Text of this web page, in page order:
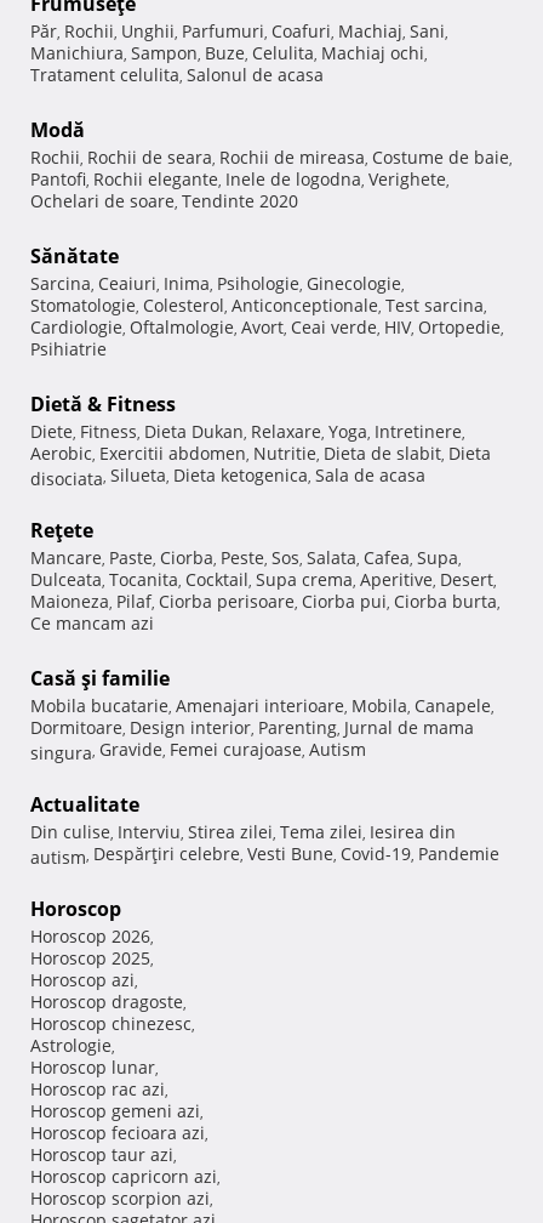
Păr, Rochii, Unghii, Parfumuri, Coafuri, Machiaj, Sani,
Manichiura, Sampon, Buze, Celulita, Machiaj ochi,
Tratament celulita, Salonul de acasa
Modă
Rochii, Rochii de seara, Rochii de mireasa, Costume de baie,
Pantofi, Rochii elegante, Inele de logodna, Verighete,
Ochelari de soare, Tendinte 2020
Sănătate
Sarcina, Ceaiuri, Inima, Psihologie, Ginecologie,
Stomatologie, Colesterol, Anticonceptionale, Test sarcina,
Cardiologie, Oftalmologie, Avort, Ceai verde, HIV, Ortopedie,
Psihiatrie
Dietă & Fitness
Diete, Fitness, Dieta Dukan, Relaxare, Yoga, Intretinere,
Aerobic, Exercitii abdomen, Nutritie, Dieta de slabit, Dieta
disociata, Silueta, Dieta ketogenica, Sala de acasa
Reţete
Mancare, Paste, Ciorba, Peste, Sos, Salata, Cafea, Supa,
Dulceata, Tocanita, Cocktail, Supa crema, Aperitive, Desert,
Maioneza, Pilaf, Ciorba perisoare, Ciorba pui, Ciorba burta,
Ce mancam azi
Casă şi familie
Mobila bucatarie, Amenajari interioare, Mobila, Canapele,
Dormitoare, Design interior, Parenting, Jurnal de mama
singura, Gravide, Femei curajoase, Autism
Actualitate
Din culise, Interviu, Stirea zilei, Tema zilei, Iesirea din
autism, Despărţiri celebre, Vesti Bune, Covid-19, Pandemie
Horoscop
Horoscop 2026,
Horoscop 2025,
Horoscop azi,
Horoscop dragoste,
Horoscop chinezesc,
Astrologie,
Horoscop lunar,
Horoscop rac azi,
Horoscop gemeni azi,
Horoscop fecioara azi,
Horoscop taur azi,
Horoscop capricorn azi,
Horoscop scorpion azi,